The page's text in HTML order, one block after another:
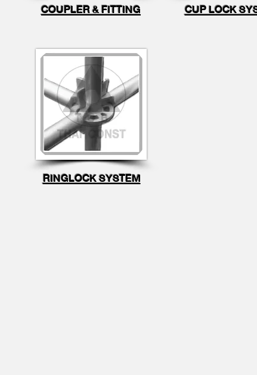
COUPLER & FITTING CUP LOCK
RINGLOCK SYSTEM